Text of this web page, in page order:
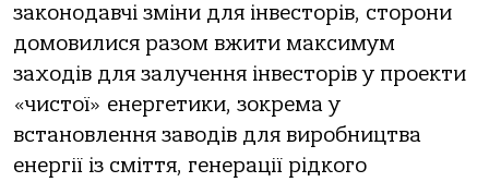
законодавчі зміни для інвесторів, сторони
домовилися разом вжити максимум
заходів для залучення інвесторів у проекти
«чистої» енергетики, зокрема у
встановлення заводів для виробництва
енергії із сміття, генерації рідкого